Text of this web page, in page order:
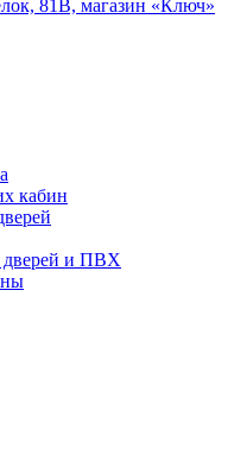
81В, магазин «Ключ»
кабин
и ПВХ